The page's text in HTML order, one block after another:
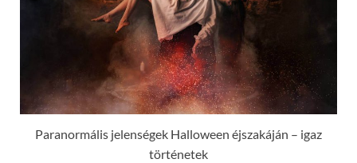
Paranormális jelenségek Halloween éjszakáján – igaz
történetek